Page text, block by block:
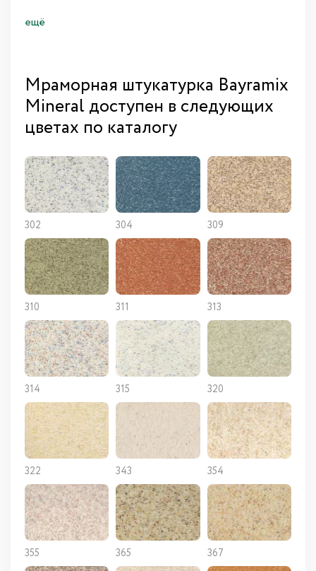
ещё
Мраморная штукатурка Bayramix
Mineral доступен в следующих
цветах по каталогу
302 304 309
310 311 313
314 315 320
322 343 354
355 365 367